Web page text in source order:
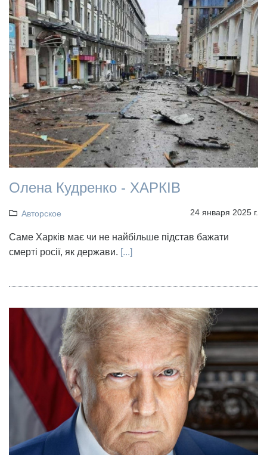
Олена Кудренко - ХАРКІВ
Авторское 24 января 2025 г.
Саме Харків має чи не найбільше підстав бажати
смерті росії, як держави. [...]